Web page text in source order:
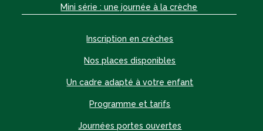
Mini série : une journée à la crèche
Inscription en crèches
Nos places disponibles
Un cadre adapté à votre enfant
Programme et tarifs
Journées portes ouvertes